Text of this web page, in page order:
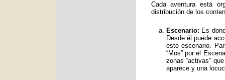
Cada aventura está
distribución de los
Escenario: Es
Desde él puede
este escenario.
“Mos” por el
zonas “activas”
aparece y una